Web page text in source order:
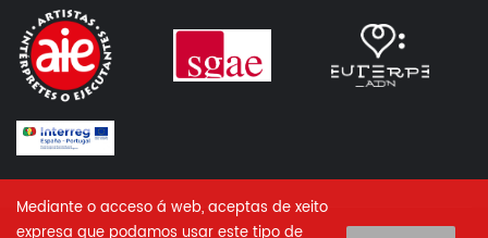
Mediante o acceso á web, aceptas de xeito
expresa que podamos usar este tipo de